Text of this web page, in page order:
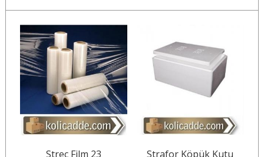
Streç Film 23
Strafor Köpük Kutu